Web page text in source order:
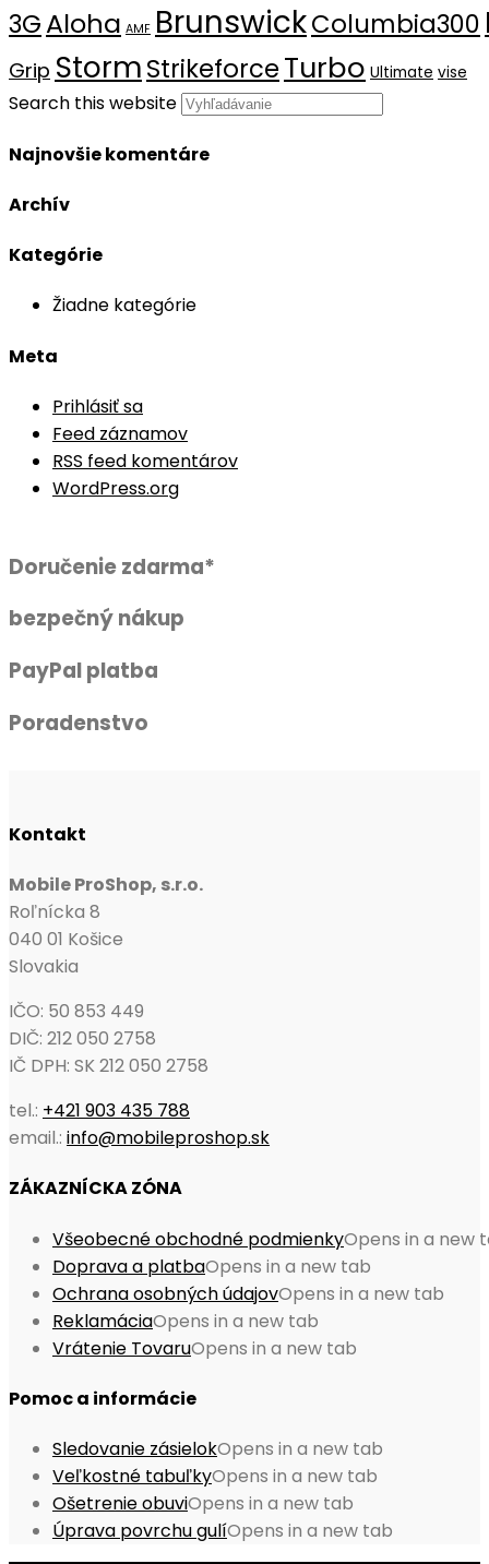
3GAloha AMF BrunswickColumbia300
Grip StormStrikeforceTurbo Ultimate vise
Search this website
Najnovšie komentáre
Archív
Kategórie
Žiadne kategórie
Meta
Prihlásiť sa
Feed záznamov
RSS feed komentárov
WordPress.org
Doručenie zdarma*
bezpečný nákup
PayPal platba
Poradenstvo
Kontakt
Mobile ProShop, s.r.o.
Roľnícka 8
040 01 Košice
Slovakia
IČO: 50 853 449
DIČ: 212 050 2758
IČ DPH: SK 212 050 2758
tel.: +421 903 435 788
email.: info@mobileproshop.sk
ZÁKAZNÍCKA ZÓNA
Všeobecné obchodné podmienkyOpens in a new
Doprava a platbaOpens in a new tab
Ochrana osobných údajovOpens in a new tab
ReklamáciaOpens in a new tab
Vrátenie TovaruOpens in a new tab
Pomoc a informácie
Sledovanie zásielokOpens in a new tab
Veľkostné tabuľkyOpens in a new tab
Ošetrenie obuviOpens in a new tab
Úprava povrchu gulíOpens in a new tab